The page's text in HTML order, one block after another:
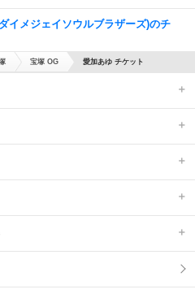
イメジェイソウルブラザーズ)のチ
宝塚 OG 愛加あゆ チケット